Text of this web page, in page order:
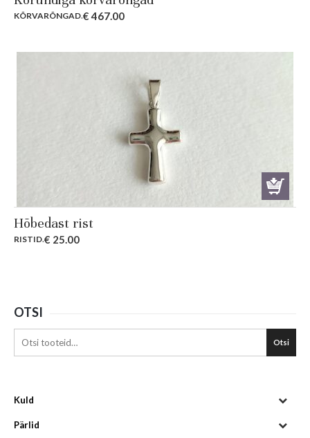
KÕRVARÕNGAD.€467.00
Hõbedast rist
RISTID.€ 25.00
OTSI
Otsi
Kuld
Pärlid